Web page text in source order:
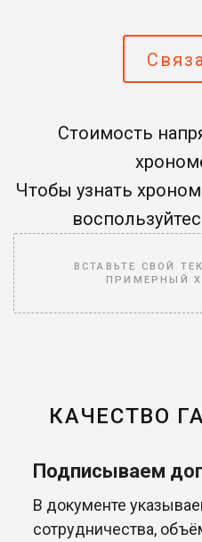
Стоимость
Чтобы узнать
ВСТАВЬТЕ СВОЙ
ПРИМЕРНЫЙ
КАЧЕСТВО
Подписываем
В документе
сотрудничества,